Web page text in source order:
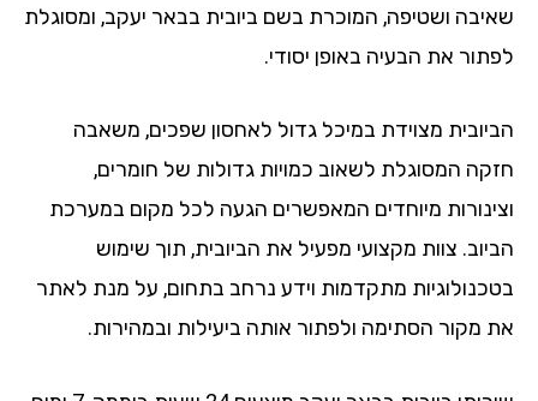
ושטיפה, המוכרת בשם ביובית בבאר יעקב, ומסוגלת
את הבעיה באופן יסודי.
מצוידת במיכל גדול לאחסון שפכים, משאבה
המסוגלת לשאוב כמויות גדולות של חומרים,
מיוחדים המאפשרים הגעה לכל מקום במערכת
צוות מקצועי מפעיל את הביובית, תוך שימוש
מתקדמות וידע נרחב בתחום, על מנת לאתר
מקור הסתימה ולפתור אותה ביעילות ובמהירות.